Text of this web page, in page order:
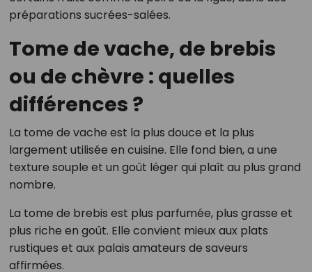
préparations sucrées-salées.
Tome de vache, de brebis
ou de chèvre : quelles
différences ?
La tome de vache est la plus douce et la plus
largement utilisée en cuisine. Elle fond bien, a une
texture souple et un goût léger qui plaît au plus grand
nombre.
La tome de brebis est plus parfumée, plus grasse et
plus riche en goût. Elle convient mieux aux plats
rustiques et aux palais amateurs de saveurs
affirmées.